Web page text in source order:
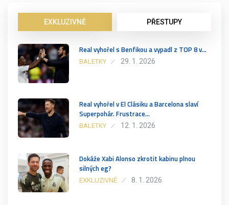
EXKLUZIVNĚ PŘESTUPY
Real vyhořel s Benfikou a vypadl z TOP 8 v…
BALETKY 29. 1. 2026
Real vyhořel v El Clásiku a Barcelona slaví
Superpohár. Frustrace…
BALETKY 12. 1. 2026
Dokáže Xabi Alonso zkrotit kabinu plnou
silných eg?
EXKLUZIVNĚ 8. 1. 2026